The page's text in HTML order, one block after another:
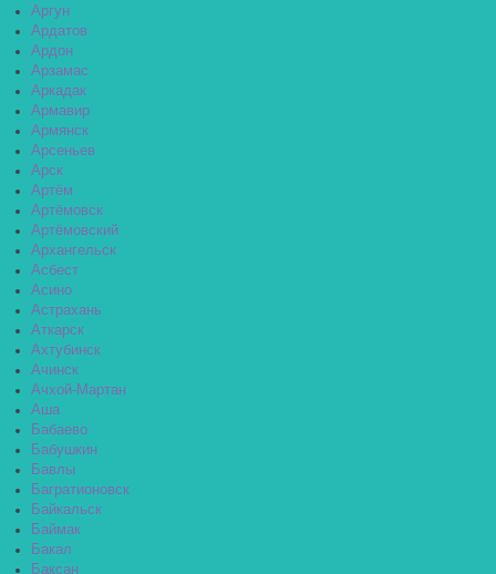
Аргун
Ардатов
Ардон
Арзамас
Аркадак
Армавир
Армянск
Арсеньев
Арск
Артём
Артёмовск
Артёмовский
Архангельск
Асбест
Асино
Астрахань
Аткарск
Ахтубинск
Ачинск
Ачхой-Мартан
Аша
Бабаево
Бабушкин
Бавлы
Багратионовск
Байкальск
Баймак
Бакал
Баксан